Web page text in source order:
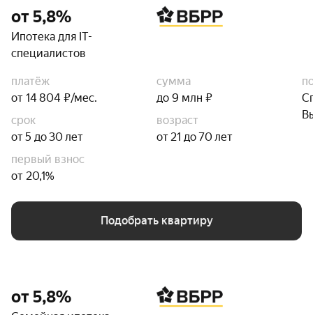
от 5,8%
Ипотека для IT-
специалистов
платёж
от 14 804 ₽/мес.
сумма
до 9 млн ₽
срок
от 5 до 30 лет
возраст
от 21 до 70 лет
первый взнос
от 20,1%
Подобрать квартиру
от 5,8%